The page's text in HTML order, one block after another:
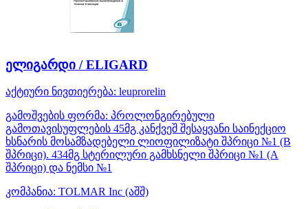
ელიგარდი / ELIGARD
აქტიური ნივთიერება: leuprorelin
გამოშვების ფორმა: პროლონგირებული
გამოთავისუფლების 45მგ კანქვეშ შესაყვანი საინექციო
ხსნარის მოსამზადებელი ლიოფილიზატი შპრიცი №1 (B
შპრიცი). 434მგ სტერილური გამხსნელი შპრიცი №1 (A
შპრიცი) და ნემსი №1
კომპანია: TOLMAR Inc (აშშ)